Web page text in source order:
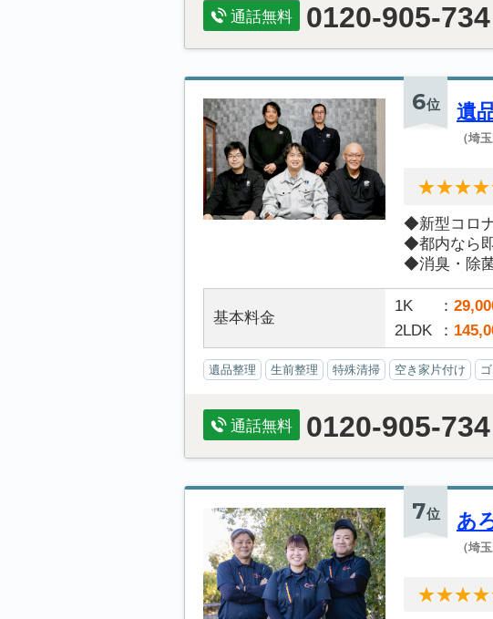
通話無料 0120-905-734
6位 遺
（埼
◆新型コロ
◆都内なら
◆消臭・除
基本料金
1K
2LDK
遺品整理 生前整理 特殊清掃 空き家片付け
通話無料 0120-905-734
7位 あ
（埼